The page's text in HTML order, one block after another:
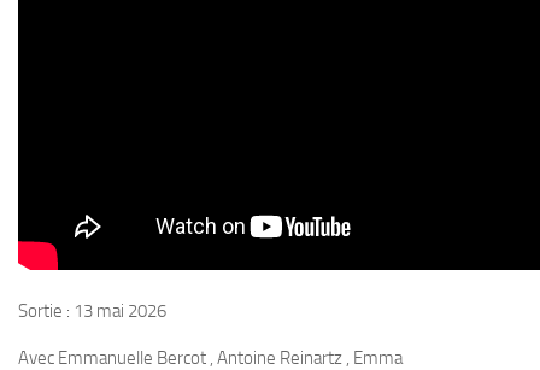
Sortie : 13 mai 2026
Avec Emmanuelle Bercot , Antoine Reinartz , Emma